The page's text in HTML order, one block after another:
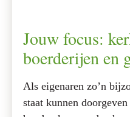
Jouw focus:
boerderijen en
Als eigenaren zo’n
staat kunnen